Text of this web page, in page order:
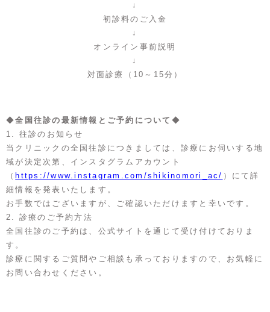
↓
初診料のご入金
↓
オンライン事前説明
↓
対面診療（10～15分）
◆全国往診の最新情報とご予約について ◆
1. 往診のお知らせ
当クリニックの全国往診につきましては、診療にお伺いする地
域が決定次第、インスタグラムアカウント
（ https://www.instagram.com/shikinomori_ac/ ）にて詳
細情報を発表いたします。
お手数ではございますが、ご確認いただけますと幸いです。
2. 診療のご予約方法
全国往診のご予約は、公式サイトを通じて受け付けておりま
す。
診療に関するご質問やご相談も承っておりますので、お気軽に
お問い合わせください。